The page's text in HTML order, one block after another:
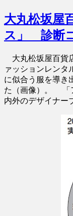
大丸松坂屋
ス」 診断
大丸松坂屋百貨
ァッションレンタ
に似合う服を導き
た（画像）。 「
内外のデザイナ